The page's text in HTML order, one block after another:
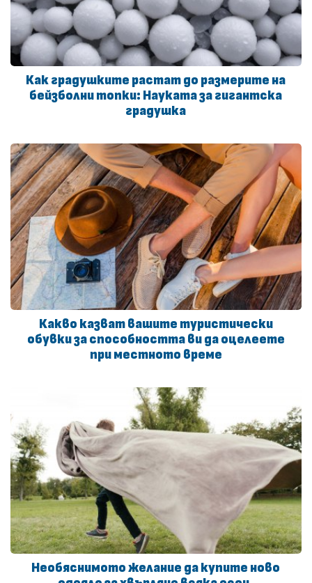
Как градушките растат до размерите на
бейзболни топки: Науката за гигантска
градушка
Какво казват вашите туристически
обувки за способността ви да оцелеете
при местното време
Необяснимото желание да купите ново